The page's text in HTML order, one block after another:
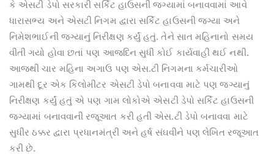
કે એસટી ડેપો સરકારી સર્કિટ હાઉસની જગ્યામાં બનાવવામાં આવે
ધારાસભ્ય અને એસટી નિગમ દ્વારા સર્કિટ હાઉસની જગ્યા અને
નિમેશભાઈની જગ્યાનું નિરીક્ષણ કર્યું હતું. તેને સાત મહિનાનો સમય
વીતી ગયો હોવા છતાં પણ આજદિન સુધી કોઈ કાર્યવાહી થઈ નથી.
આજથી ચાર મહિના અગાઉ પણ એસ.ટી નિગમના કર્મચારીઓ
ગામથી દૂર એક કિલોમીટર એસટી ડેપો બનાવવા માટે પણ જગ્યાનું
નિરીક્ષણ કર્યું હતું એ પણ ગામ લોકોએ એસટી ડેપો સર્કિટ હાઉસની
જગ્યામાં બનાવવાની રજૂઆત કરી હતી એસ.ટી ડેપો બનાવવા માટે
સુધીર ઠક્કર દ્વારા પ્રધાનમંત્રી અને હર્ષ સંઘવીને પણ લેખિત રજૂઆત
કરી છે.